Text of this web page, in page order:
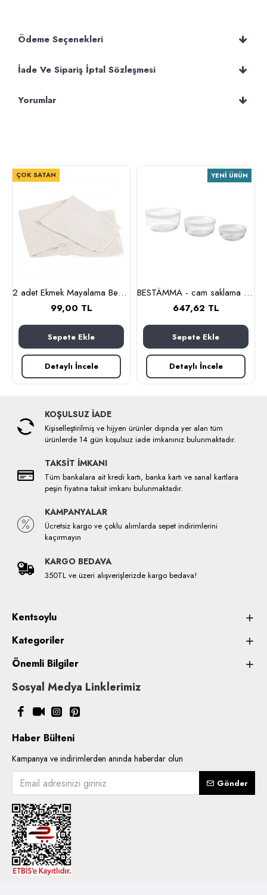
Ödeme Seçenekleri
İade Ve Sipariş İptal Sözleşmesi
Yorumlar
ÇOK SATAN
2 adet Ekmek Mayalama Bezi 50x70 cm, %100 Pamuk Amerikan Pasa Bezi
99,00 TL
Sepete Ekle
Detaylı İncele
YENI ÜRÜN
BESTÄMMA - cam saklama kabı seti (cam)
647,62 TL
Sepete Ekle
Detaylı İncele
KOŞULSUZ İADE
Kişiselleştirilmiş ve hijyen ürünler dışında yer alan tüm
ürünlerde 14 gün koşulsuz iade imkanınız bulunmaktadır.
TAKSİT İMKANI
Tüm bankalara ait kredi kartı, banka kartı ve sanal kartlara
peşin fiyatına taksit imkanı bulunmaktadır.
KAMPANYALAR
Ücretsiz kargo ve çoklu alımlarda sepet indirimlerini
kaçırmayın
KARGO BEDAVA
350TL ve üzeri alışverişlerizde kargo bedava!
Kentsoylu
Kategoriler
Önemli Bilgiler
Sosyal Medya Linklerimiz
Haber Bülteni
Kampanya ve indirimlerden anında haberdar olun
Gönder